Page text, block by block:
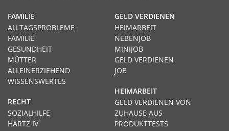
GELD VERDIENEN
HEIMARBEIT
NEBENJOB
MINIJOB
GELD VERDIENEN
JOB
HEIMARBEIT
GELD VERDIENEN VON
ZUHAUSE AUS
PRODUKTTESTS
FAMILIE
ALLTAGSPROBLEME
FAMILIE
GESUNDHEIT
MÜTTER
ALLEINERZIEHEND
WISSENSWERTES
RECHT
SOZIALHILFE
HARTZ IV